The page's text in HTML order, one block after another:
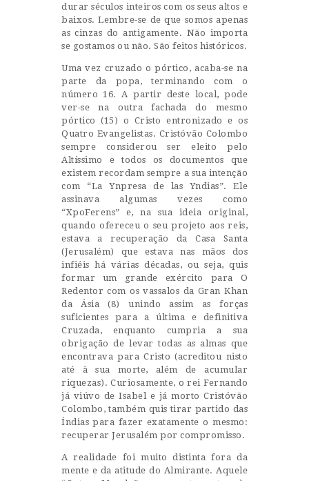
durar séculos inteiros com os seus altos e
baixos. Lembre-se de que somos apenas
as cinzas do antigamente. Não importa
se gostamos ou não. São feitos históricos.
Uma vez cruzado o pórtico, acaba-se na
parte da popa, terminando com o
número 16. A partir deste local, pode
ver-se na outra fachada do mesmo
pórtico (15) o Cristo entronizado e os
Quatro Evangelistas. Cristóvão Colombo
sempre considerou ser eleito pelo
Altíssimo e todos os documentos que
existem recordam sempre a sua intenção
com “La Ynpresa de las Yndias”. Ele
assinava algumas vezes como
“XpoFerens” e, na sua ideia original,
quando ofereceu o seu projeto aos reis,
estava a recuperação da Casa Santa
(Jerusalém) que estava nas mãos dos
infiéis há várias décadas, ou seja, quis
formar um grande exército para O
Redentor com os vassalos da Gran Khan
da Ásia (8) unindo assim as forças
suficientes para a última e definitiva
Cruzada, enquanto cumpria a sua
obrigação de levar todas as almas que
encontrava para Cristo (acreditou nisto
até à sua morte, além de acumular
riquezas). Curiosamente, o rei Fernando
já viúvo de Isabel e já morto Cristóvão
Colombo, também quis tirar partido das
Índias para fazer exatamente o mesmo:
recuperar Jerusalém por compromisso.
A realidade foi muito distinta fora da
mente e da atitude do Almirante. Aquele